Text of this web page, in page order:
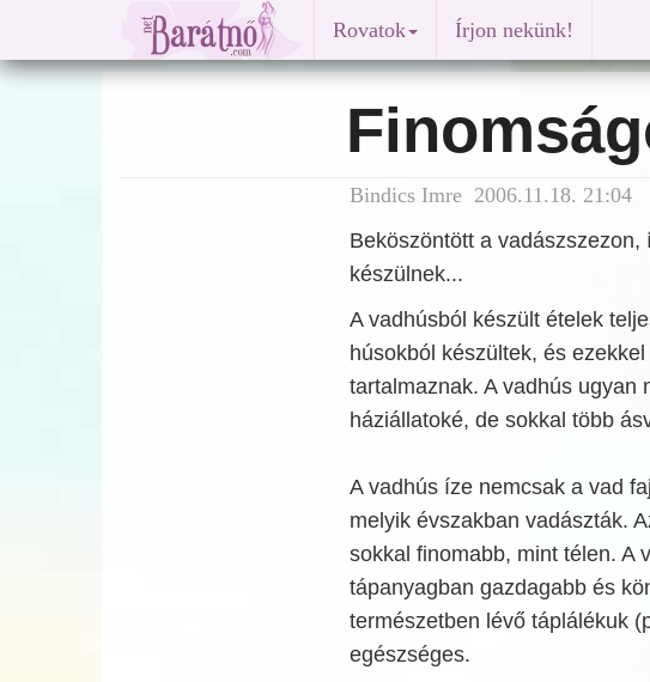
Rovatok Írjon nekünk!
Bindics Imre 2006.11.18. 21:04
Beköszöntött a
készülnek...
A vadhúsból készült ételek
húsokból készültek, és
tartalmaznak. A vadhús ugyan
háziállatoké, de sokkal több
A vadhús íze nemcsak a vad
melyik évszakban vadászták.
sokkal finomabb, mint télen. A
tápanyagban gazdagabb és
természetben lévő táplálékuk
egészséges.